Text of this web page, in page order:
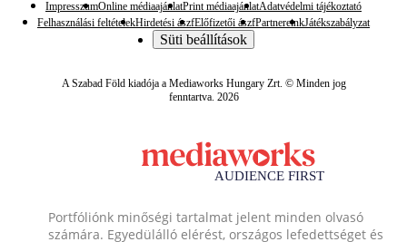
ImpresszumOnline médiaajánlatPrint médiaajánlatAdatvédelmi tájékoztató
Felhasználási feltételekHirdetési ászfElőfizetői ászfPartnereinkJátékszabályzat
Süti beállítások
A Szabad Föld kiadója a Mediaworks Hungary Zrt. © Minden jog
fenntartva. 2026
Portfóliónk minőségi tartalmat jelent minden olvasó
számára. Egyedülálló elérést, országos lefedettséget és